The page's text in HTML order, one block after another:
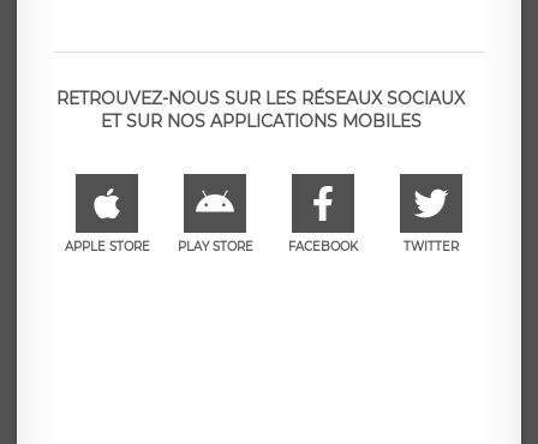
RETROUVEZ-NOUS SUR LES RÉSEAUX SOCIAUX
ET SUR NOS APPLICATIONS MOBILES
APPLE STORE PLAY STORE FACEBOOK TWITTER